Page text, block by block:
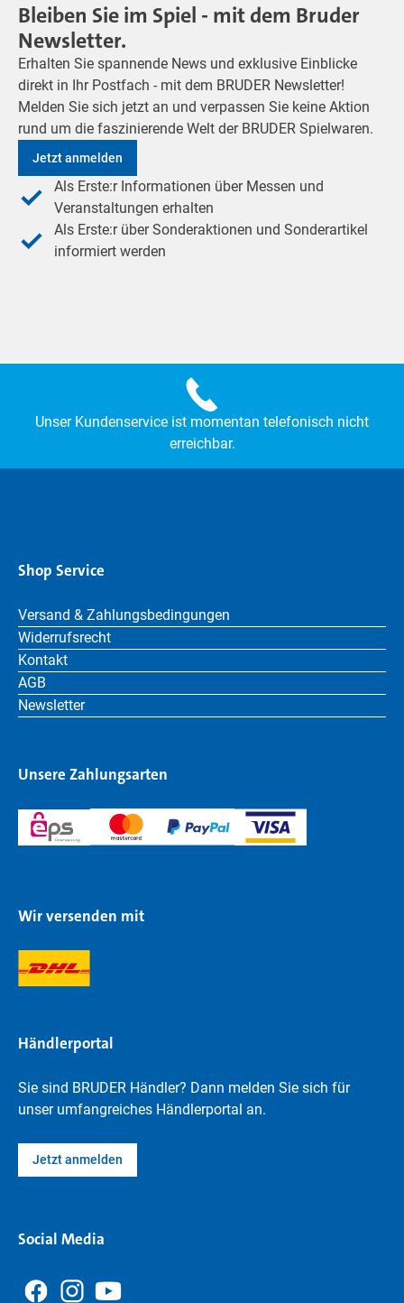
Bleiben Sie im Spiel - mit dem Bruder
Newsletter.
Erhalten Sie spannende News und exklusive Einblicke
direkt in Ihr Postfach - mit dem BRUDER Newsletter!
Melden Sie sich jetzt an und verpassen Sie keine Aktion
rund um die faszinierende Welt der BRUDER Spielwaren.
Jetzt anmelden
Als Erste:r Informationen über Messen und
Veranstaltungen erhalten
Als Erste:r über Sonderaktionen und Sonderartikel
informiert werden
Unser Kundenservice ist momentan telefonisch nicht
erreichbar.
Shop Service
Versand & Zahlungsbedingungen
Widerrufsrecht
Kontakt
AGB
Newsletter
Unsere Zahlungsarten
Wir versenden mit
Händlerportal
Sie sind BRUDER Händler? Dann melden Sie sich für
unser umfangreiches Händlerportal an.
Jetzt anmelden
Social Media